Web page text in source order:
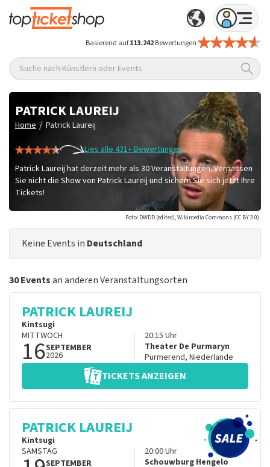
Basierend auf113.242Bewertungen
Suche nach Künstlern oder Events
PATRICK LAUREIJ
Home / Patrick Laureij
Lies alle 431+ Bewertungen
Patrick Laureij hat derzeit mehr als 30 Veranstaltungen. Verpassen
Sie nicht die Show von Patrick Laureij und sichern Sie sich jetzt Ihre
Tickets!
Foto: DWDD (edited), Wikimedia Commons (CC BY 3.0)
Keine Events in Deutschland
30 Eventsan anderen Veranstaltungsorten
PATRICK LAUREIJ
Kintsugi
MITTWOCH
16SEPTEMBER
2026
20:15 Uhr
Theater De Purmaryn
Purmerend, Niederlande
TICKETS ANZEIGEN
PATRICK LAUREIJ
Kintsugi
SAMSTAG
SEPTEMBER
20:00Uhr
Schouwburg Hengelo